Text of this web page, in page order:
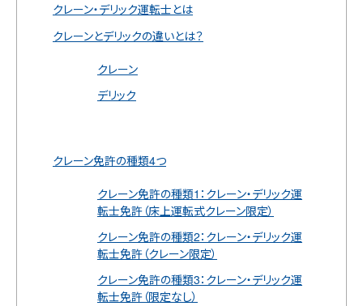
クレーン・デリック運転士とは
クレーンとデリックの違いとは？
クレーン
デリック
クレーン免許の種類4つ
クレーン免許の種類1：クレーン・デリック運
転士免許（床上運転式クレーン限定）
クレーン免許の種類2：クレーン・デリック運
転士免許（クレーン限定）
クレーン免許の種類3：クレーン・デリック運
転士免許（限定なし）